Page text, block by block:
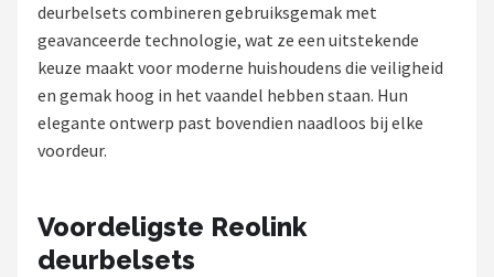
Home-Locking
Reolink
EZVIZ
TP-Link
deurbelsets combineren gebruiksgemak met
geavanceerde technologie, wat ze een uitstekende
keuze maakt voor moderne huishoudens die veiligheid
en gemak hoog in het vaandel hebben staan. Hun
elegante ontwerp past bovendien naadloos bij elke
voordeur.
Voordeligste Reolink
deurbelsets